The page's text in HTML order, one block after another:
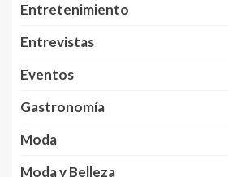
Entretenimiento
Entrevistas
Eventos
Gastronomía
Moda
Moda y Belleza